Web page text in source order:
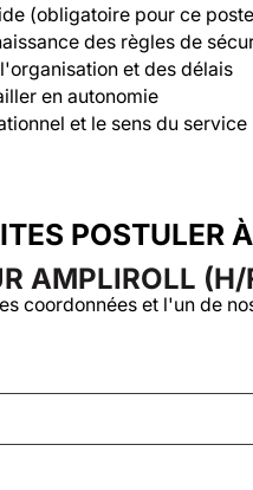
(obligatoire pour ce
des règles de
et des délais
en autonomie
POSTULER
AMPLIROLL (H/
coordonnées et l'un de